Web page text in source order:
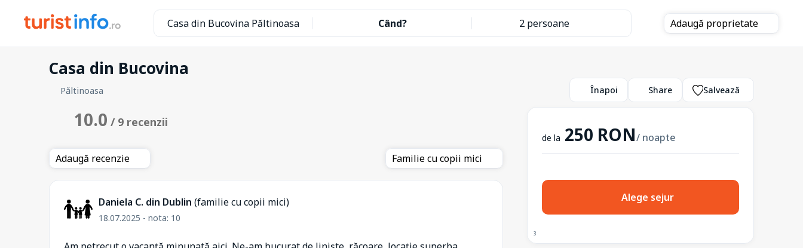
Casa din Bucovina Păltinoasa Când? 2 persoane Adaugă proprietate
Casa din Bucovina
Păltinoasa Înapoi Share Salvează
10.0 / 9 recenzii
Adaugă recenzie Familie cu copii mici
Daniela C. din Dublin (familie cu copii mici)
18.07.2025 - nota: 10
de la 250 RON/ noapte
Alege sejur
3